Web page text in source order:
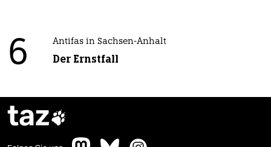
6 Antifas in Sachsen-Anhalt
Der Ernstfall
taz